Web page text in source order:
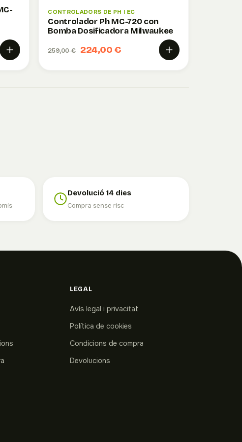
CONTROLADORS DE PH I EC
Controlador Ph MC-720 con
Bomba Dosificadora Milwaukee
259,00 € 224,00 €
Devolució 14 dies
Compra sense risc
LEGAL
Avís legal i privacitat
Política de cookies
Condicions de compra
Devolucions